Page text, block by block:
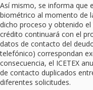
Así mismo, se informa que
biométrico al momento de
dicho proceso y obtenido
crédito continuará con el
datos de contacto del
telefónico) correspondan
consecuencia, el ICETEX
de contacto duplicados
diferentes solicitudes.